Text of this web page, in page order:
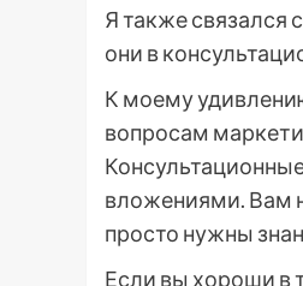
Я также связался
они в
К моему
вопросам
вложениями. Вам
просто нужны
Если вы хороши в